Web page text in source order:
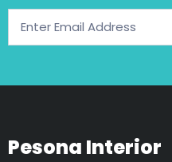
Pesona Interior